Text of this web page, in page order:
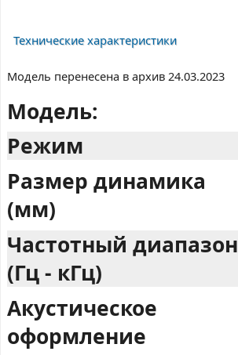
Технические характеристики
Модель перенесена в архив 24.03.2023
Модель:
Режим
Размер динамика
(мм)
Частотный диапазон
(Гц - кГц)
Акустическое
оформление